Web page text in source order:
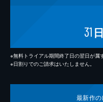
31
※無料トライアル期間終了日の翌日が属
※日割りでのご請求はいたしません。
最新作の